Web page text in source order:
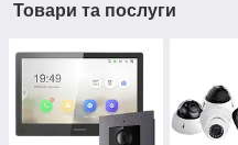
Товари та послуги